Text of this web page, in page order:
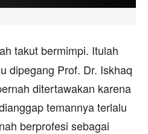
takut bermimpi. Itulah
dipegang Prof. Dr. Iskhaq
ditertawakan karena
temannya terlalu
berprofesi sebagai